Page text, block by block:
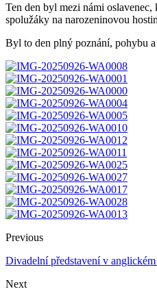
Ten den byl mezi námi
spolužáky na narozeninovou
Byl to den plný poznání, pohybu a
Previous
Divadelní představení v
Next